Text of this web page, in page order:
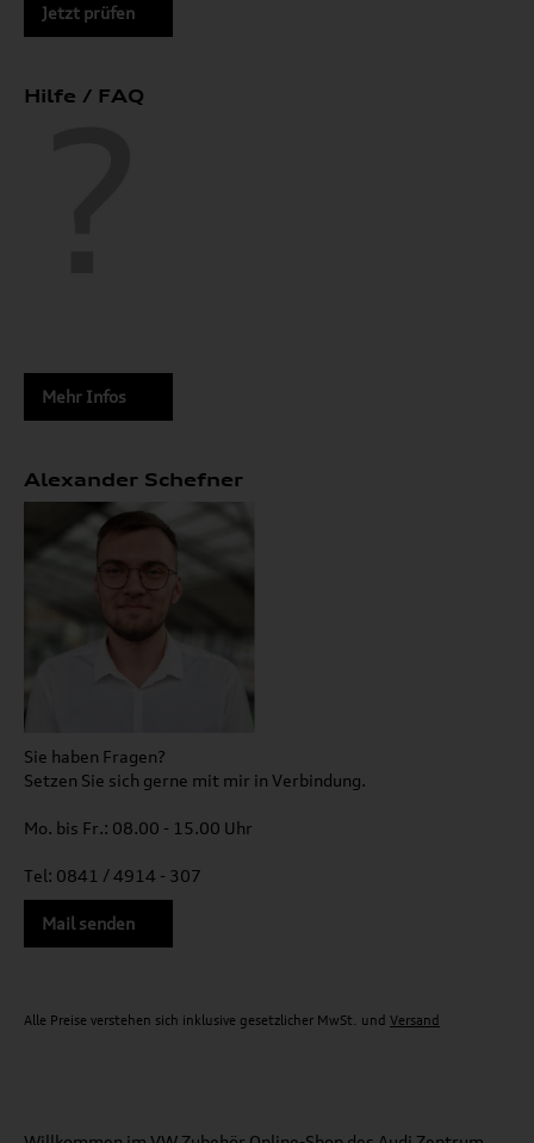
Jetzt prüfen
Hilfe / FAQ
Mehr Infos
Alexander Schefner
Sie haben Fragen?
Setzen Sie sich gerne mit mir in Verbindung.
Mo. bis Fr.: 08.00 - 15.00 Uhr
Tel: 0841 / 4914 - 307
Mail senden
Alle Preise verstehen sich inklusive gesetzlicher MwSt. und Versand